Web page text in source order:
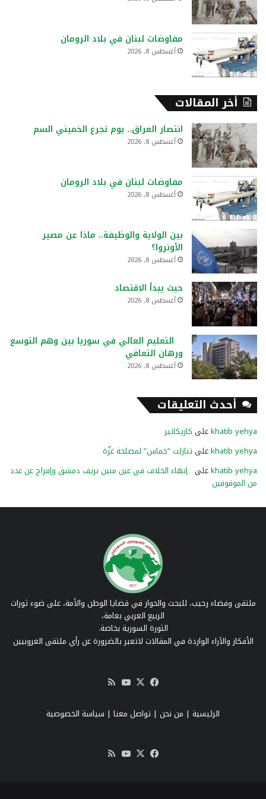
مفاوضات لبنان في بلاد الرومان
أغسطس 8, 2026
أخر المقالات
انتصار العراق.. يوم تجرع الخميني السم
أغسطس 8, 2026
مفاوضات لبنان في بلاد الرومان
أغسطس 8, 2026
بين الولاية والوظيفة.. ماذا عن مصير
الأونروا؟
أغسطس 8, 2026
حيث يبدأ الاقتصاد
أغسطس 8, 2026
التعليم العالي في سوريا بين وهم التوسع
ورهان التعافي
أغسطس 8, 2026
أحدث التعليقات
khatib yehyaعلى كاريكاتير
khatib yehyaعلى تنازلت “حماس” لمصلحة غزّة
khatib yehyaعلى إنهاء الخلاف في عين منين بريف دمشق وإفراج عن عدد
من الموقوفين
ملتقى وفضاء رحيب، للبحث والحوار في قضايا الوطن والأمة، على ضوء ثورات
الربيع العربي بعامة،
الثورة السورية بخاصة.
الأفكار والآراء الواردة في المقالات لاتعبر بالضرورة عن رأي ملتقى العروبيين
فيسبوك
‫X
‫YouTube
RSS
الرئيسية | من نحن | تواصل معنا | سياسة الخصوصية
فيسبوك
‫X
‫YouTube